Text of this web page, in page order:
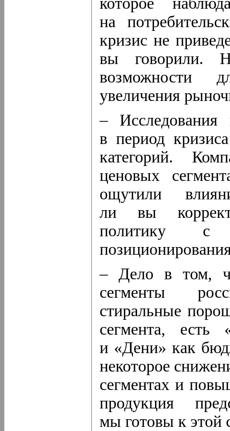
на
кризис не
вы говорили.
возможности
увеличения
– Исследования
в период
категорий.
ценовых
ощутили
ли вы
политику с
– Дело в том,
сегменты
стиральные
сегмента, есть
и «Дени» как
некоторое
сегментах и
продукция
мы готовы к этой